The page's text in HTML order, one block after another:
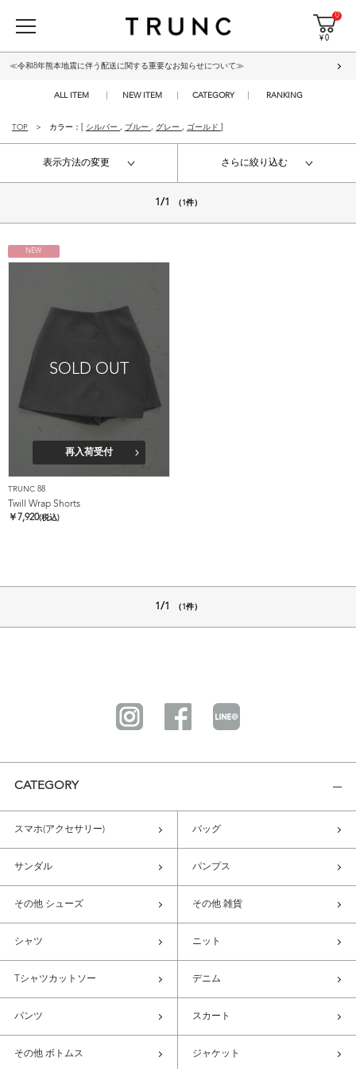
0
¥ 0
≪令和8年熊本地震に伴う配送に関する重要なお知らせについて≫
ALL ITEM NEW ITEM CATEGORY RANKING
TOP カラー：[ シルバー , ブルー , グレー , ゴールド
表示方法の変更 さらに絞り込む
1/1 （1件）
NEW
SOLD OUT
再入荷受付
TRUNC 88
Twill Wrap Shorts
￥ 7,920(税込)
1/1 （1件）
CATEGORY
スマホ(アクセサリー) バッグ
サンダル パンプス
その他 シューズ その他 雑貨
シャツ ニット
Tシャツカットソー デニム
パンツ スカート
その他 ボトムス ジャケット